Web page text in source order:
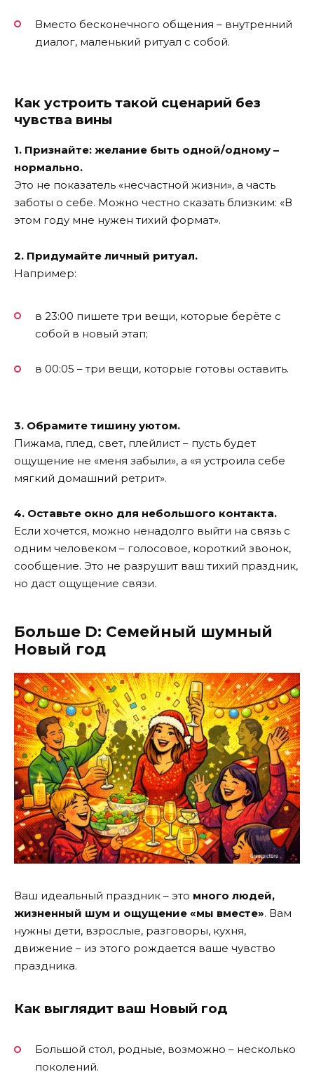
Вместо бесконечного общения – внутренний
диалог, маленький ритуал с собой.
Как устроить такой сценарий без
чувства вины
1. Признайте: желание быть одной/одному –
нормально.
Это не показатель «несчастной жизни», а часть
заботы о себе. Можно честно сказать близким: «В
этом году мне нужен тихий формат».
2. Придумайте личный ритуал.
Например:
в 23:00 пишете три вещи, которые берёте с
собой в новый этап;
в 00:05 – три вещи, которые готовы оставить.
3. Обрамите тишину уютом.
Пижама, плед, свет, плейлист – пусть будет
ощущение не «меня забыли», а «я устроила себе
мягкий домашний ретрит».
4. Оставьте окно для небольшого контакта.
Если хочется, можно ненадолго выйти на связь с
одним человеком – голосовое, короткий звонок,
сообщение. Это не разрушит ваш тихий праздник,
но даст ощущение связи.
Больше D: Семейный шумный
Новый год
Ваш идеальный праздник – это много людей,
жизненный шум и ощущение «мы вместе». Вам
нужны дети, взрослые, разговоры, кухня,
движение – из этого рождается ваше чувство
праздника.
Как выглядит ваш Новый год
Большой стол, родные, возможно – несколько
поколений.